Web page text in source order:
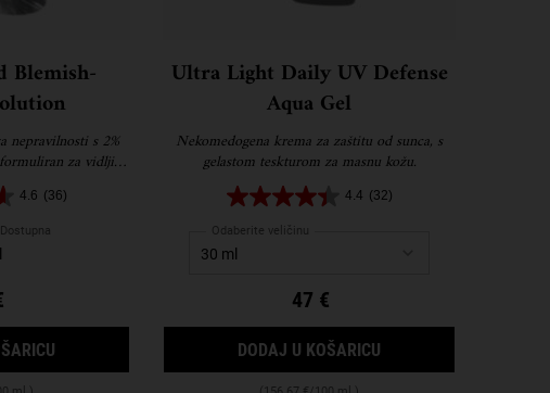
Blemish-
nepravilnosti s 2%
za vidljivo
boje i tragova
4.6 (36)
TRULY TARGETED BLEMISH-CLEARING SOLUTION
Ultra Light Daily UV Defense
Aqua Gel
Nekomedogena krema za zaštitu od sunca, s
gelastom teskturom za masnu kožu.
4.4 (32)
Odaberite veličinu
47 €
DODAJ U KOŠARICU